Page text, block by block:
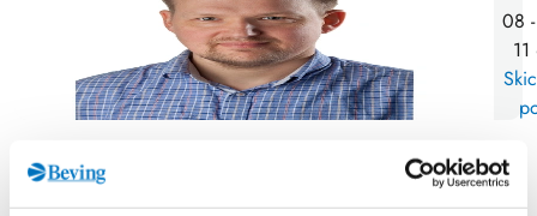
08
Kurskategorier